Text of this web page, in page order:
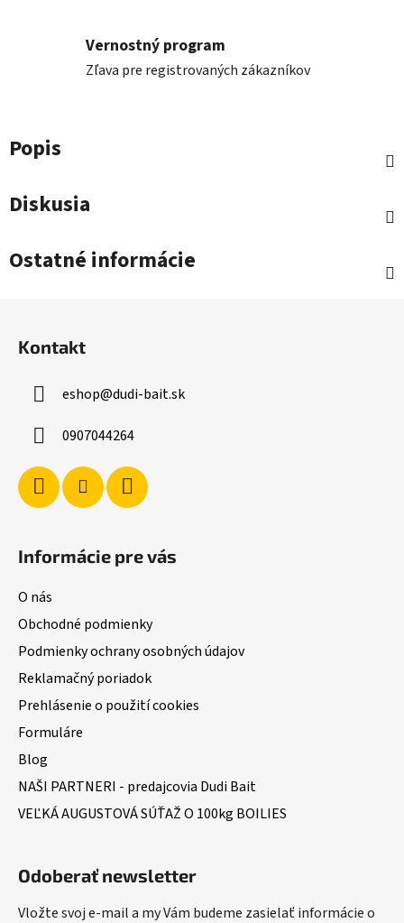
Vernostný program
Zľava pre registrovaných zákazníkov
Popis
Diskusia
Ostatné informácie
Kontakt
eshop@dudi-bait.sk
0907044264
Informácie pre vás
O nás
Obchodné podmienky
Podmienky ochrany osobných údajov
Reklamačný poriadok
Prehlásenie o použití cookies
Formuláre
Blog
NAŠI PARTNERI - predajcovia Dudi Bait
VEĽKÁ AUGUSTOVÁ SÚŤAŽ O 100kg BOILIES
Odoberať newsletter
Vložte svoj e-mail a my Vám budeme zasielať informácie o